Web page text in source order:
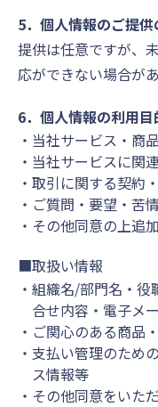
5．個人情報のご提
提供は任意ですが、
応ができない場合があ
6．個人情報の利用目
当社サービス・商
当社サービスに関
取引に関する契約
ご質問・要望・苦
その他同意の上追
■取扱い情報
組織名/部門名・役
合せ内容・電子メ
ご関心のある商品
支払い管理のため
ス情報等
その他同意をいた